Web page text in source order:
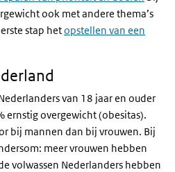
ook met andere thema’s
stap hetopstellen van een
van 18 jaar en ouder
ernstig overgewicht (obesitas).
bij mannen dan bij vrouwen. Bij
meer vrouwen hebben
volwassen Nederlanders hebben